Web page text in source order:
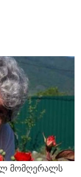
მომღერალს